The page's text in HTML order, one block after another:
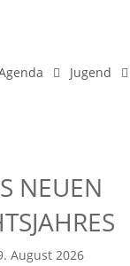
Jugend
NEUEN
August 2026